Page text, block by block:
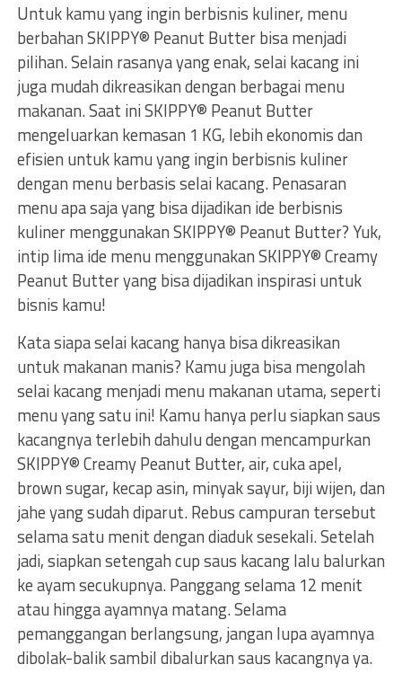
Untuk kamu yang ingin berbisnis kuliner, menu
berbahan SKIPPY® Peanut Butter bisa menjadi
pilihan. Selain rasanya yang enak, selai kacang ini
juga mudah dikreasikan dengan berbagai menu
makanan. Saat ini SKIPPY® Peanut Butter
mengeluarkan kemasan 1 KG, lebih ekonomis dan
efisien untuk kamu yang ingin berbisnis kuliner
dengan menu berbasis selai kacang. Penasaran
menu apa saja yang bisa dijadikan ide berbisnis
kuliner menggunakan SKIPPY® Peanut Butter? Yuk,
intip lima ide menu menggunakan SKIPPY® Creamy
Peanut Butter yang bisa dijadikan inspirasi untuk
bisnis kamu!
Kata siapa selai kacang hanya bisa dikreasikan
untuk makanan manis? Kamu juga bisa mengolah
selai kacang menjadi menu makanan utama, seperti
menu yang satu ini! Kamu hanya perlu siapkan saus
kacangnya terlebih dahulu dengan mencampurkan
SKIPPY® Creamy Peanut Butter, air, cuka apel,
brown sugar, kecap asin, minyak sayur, biji wijen, dan
jahe yang sudah diparut. Rebus campuran tersebut
selama satu menit dengan diaduk sesekali. Setelah
jadi, siapkan setengah cup saus kacang lalu balurkan
ke ayam secukupnya. Panggang selama 12 menit
atau hingga ayamnya matang. Selama
pemanggangan berlangsung, jangan lupa ayamnya
dibolak-balik sambil dibalurkan saus kacangnya ya.